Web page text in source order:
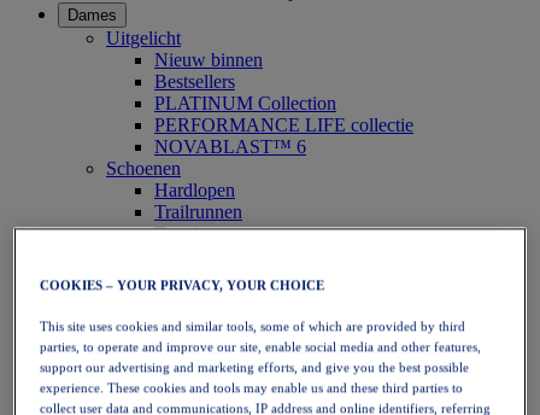
Dames
Uitgelicht
Nieuw binnen
Bestsellers
PLATINUM Collection
PERFORMANCE LIFE collectie
NOVABLAST™ 6
Schoenen
Hardlopen
Trailrunnen
Tennis
Handbal
Netbal
SportStyle
Bovenkleding
Sport-bh's
Tanktops
COOKIES – YOUR PRIVACY, YOUR CHOICE
This site uses cookies and similar tools, some of which are provided by third
parties, to operate and improve our site, enable social media and other features,
support our advertising and marketing efforts, and give you the best possible
experience. These cookies and tools may enable us and these third parties to
collect user data and communications, IP address and online identifiers, referring